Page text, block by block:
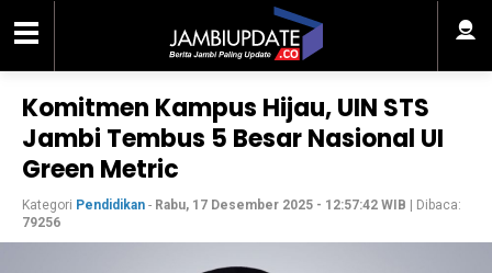
Komitmen Kampus Hijau, UIN STS
Jambi Tembus 5 Besar Nasional UI
Green Metric
Kategori Pendidikan - Rabu, 17 Desember 2025 - 12:57:42 WIB | Dibaca:
79256